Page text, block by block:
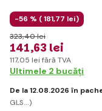
-56 % (181,77 lei)
141,63 lei
323,40 lei
117,05 lei fără TVA
Ultimele 2 bucăți
De la 12.08.2026 în
GLS...)